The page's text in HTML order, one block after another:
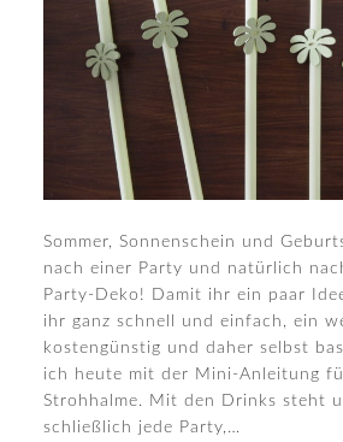
Sommer, Sonnenschein und
nach einer Party und natürlich
Party-Deko! Damit ihr ein paar
ihr ganz schnell und einfach, ein
kostengünstig und daher selbst
ich heute mit der Mini-Anleitung
Strohhalme. Mit den Drinks steht
schließlich jede Party,…